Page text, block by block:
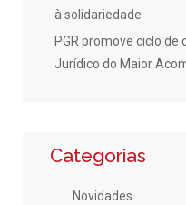
à solidariedade
PGR promove ciclo
Jurídico do Maior
Categorias
Novidades